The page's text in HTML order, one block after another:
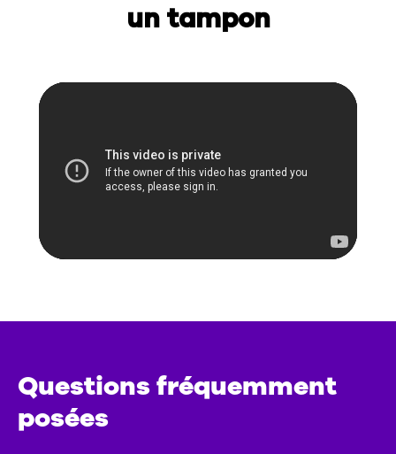
un tampon
Questions fréquemment
posées